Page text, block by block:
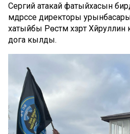
Сергий атакай фатыйхасын
мәдрәсәсе директоры
хатыйбы Рөстәм хәзрәт
дога кылды.